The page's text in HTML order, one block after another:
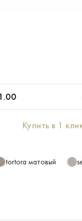
Купить в 1
tortora матовый